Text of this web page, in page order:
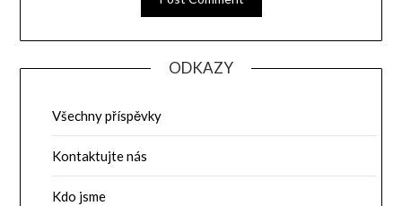
ODKAZY
Všechny příspěvky
Kontaktujte nás
Kdo jsme